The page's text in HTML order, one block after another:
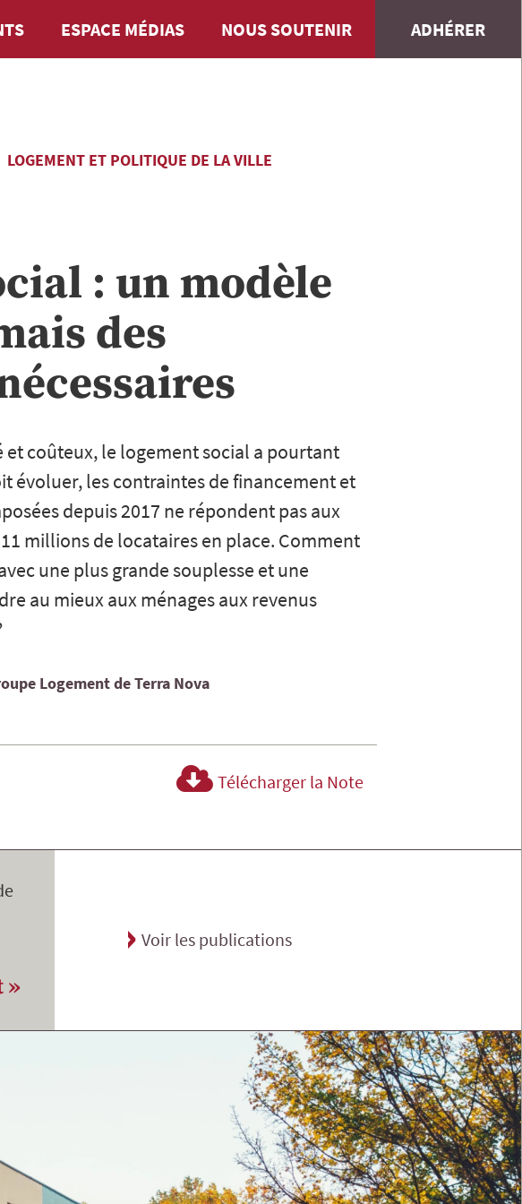
ESPACE MÉDIAS NOUS SOUTENIR ADHÉRER
LOGEMENT ET POLITIQUE DE LA VILLE
: un modèle
des
coûteux, le logement social a pourtant
évoluer, les contraintes de financement et
depuis 2017 ne répondent pas aux
millions de locataires en place. Comment
une plus grande souplesse et une
au mieux aux ménages aux revenus
Logement de Terra Nova
Télécharger la Note
»
Voir les publications